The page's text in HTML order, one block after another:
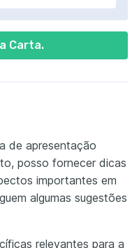
Carta.
de apresentação
posso fornecer dicas
importantes em
algumas sugestões
relevantes para a